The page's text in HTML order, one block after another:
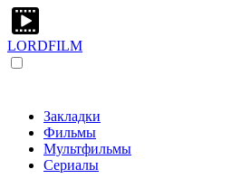
LORDFILM
Закладки
Фильмы
Мультфильмы
Сериалы